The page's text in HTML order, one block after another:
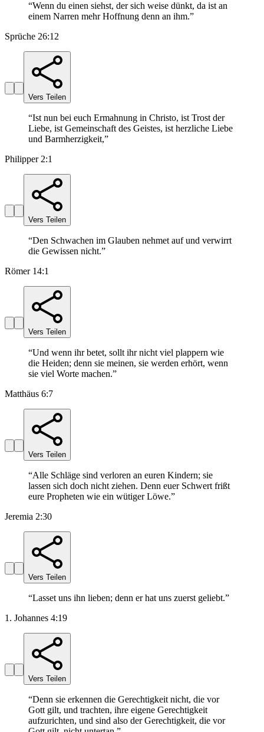
“Wenn du einen siehst, der sich weise dünkt, da ist an
einem Narren mehr Hoffnung denn an ihm.”
Sprüche 26:12
Vers Teilen
“Ist nun bei euch Ermahnung in Christo, ist Trost der
Liebe, ist Gemeinschaft des Geistes, ist herzliche Liebe
und Barmherzigkeit,”
Philipper 2:1
Vers Teilen
“Den Schwachen im Glauben nehmet auf und verwirrt
die Gewissen nicht.”
Römer 14:1
Vers Teilen
“Und wenn ihr betet, sollt ihr nicht viel plappern wie
die Heiden; denn sie meinen, sie werden erhört, wenn
sie viel Worte machen.”
Matthäus 6:7
Vers Teilen
“Alle Schläge sind verloren an euren Kindern; sie
lassen sich doch nicht ziehen. Denn euer Schwert frißt
eure Propheten wie ein wütiger Löwe.”
Jeremia 2:30
Vers Teilen
“Lasset uns ihn lieben; denn er hat uns zuerst geliebt.”
1. Johannes 4:19
Vers Teilen
“Denn sie erkennen die Gerechtigkeit nicht, die vor
Gott gilt, und trachten, ihre eigene Gerechtigkeit
aufzurichten, und sind also der Gerechtigkeit, die vor